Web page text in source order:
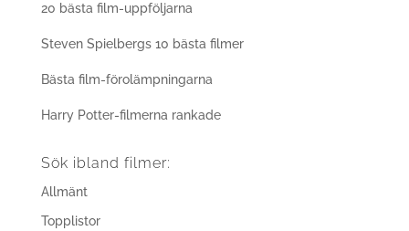
20 bästa film-uppföljarna
Steven Spielbergs 10 bästa filmer
Bästa film-förolämpningarna
Harry Potter-filmerna rankade
Sök ibland filmer:
Allmänt
Topplistor